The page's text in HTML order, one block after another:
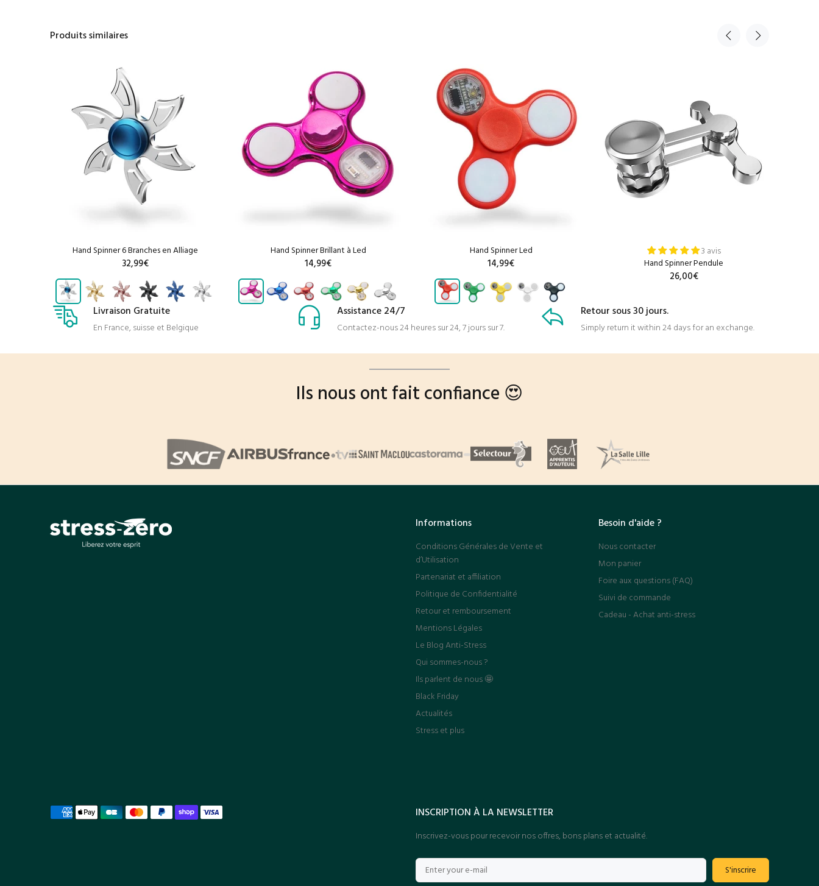
Produits similaires
Hand Spinner 6 Branches en Alliage
32,99€
AJOUTER AU PANIER
Hand Spinner Brillant à Led
14,99€
AJOUTER AU PANIER
Hand Spinner Led
14,99€
AJOUTER AU PANIER
3 avis
Hand Spinner Pendule
26,00€
Livraison Gratuite
En France, suisse et Belgique
Assistance 24/7
Contactez-nous 24 heures sur 24, 7 jours sur 7.
Retour sous 30 jours.
Simply return it within 24 days for an exchange.
Ils nous ont fait confiance 😍
Informations
Conditions Générales de Vente et
d’Utilisation
Partenariat et affiliation
Politique de Confidentialité
Retour et remboursement
Mentions Légales
Le Blog Anti-Stress
Qui sommes-nous ?
Ils parlent de nous 🤩
Black Friday
Actualités
Stress et plus
Besoin d'aide ?
Nous contacter
Mon panier
Foire aux questions (FAQ)
Suivi de commande
Cadeau - Achat anti-stress
INSCRIPTION À LA NEWSLETTER
Inscrivez-vous pour recevoir nos offres, bons plans et actualité.
S'inscrire